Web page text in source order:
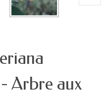
Arbre aux